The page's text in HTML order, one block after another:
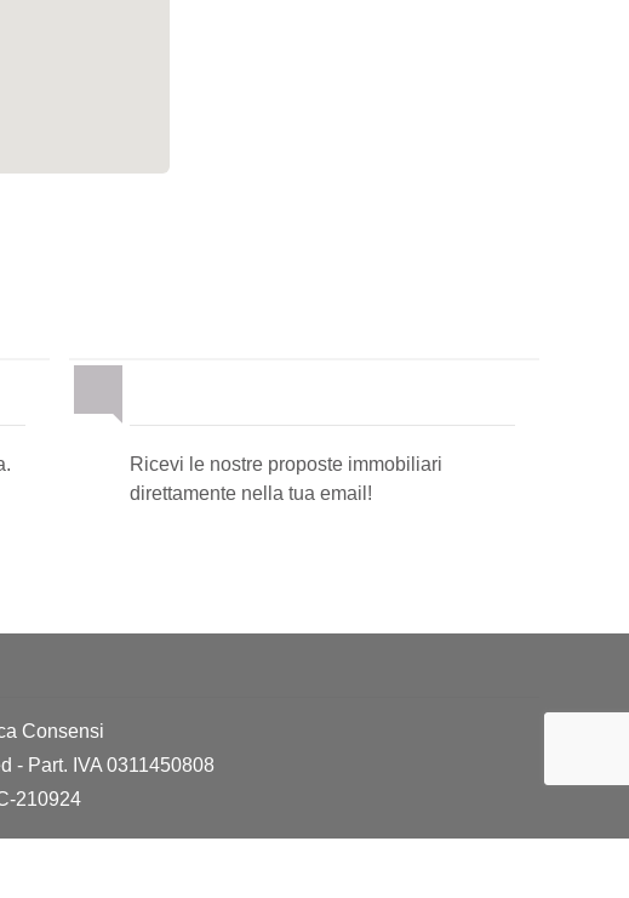
Ricevi le nostre proposte immobiliari
direttamente nella tua email!
Consensi
- Part. IVA 0311450808
210924